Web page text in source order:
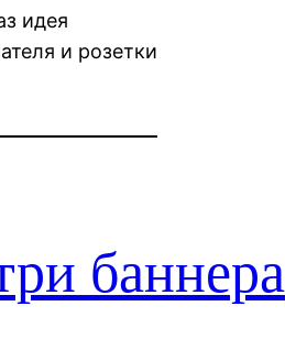
идея
и розетки
баннера